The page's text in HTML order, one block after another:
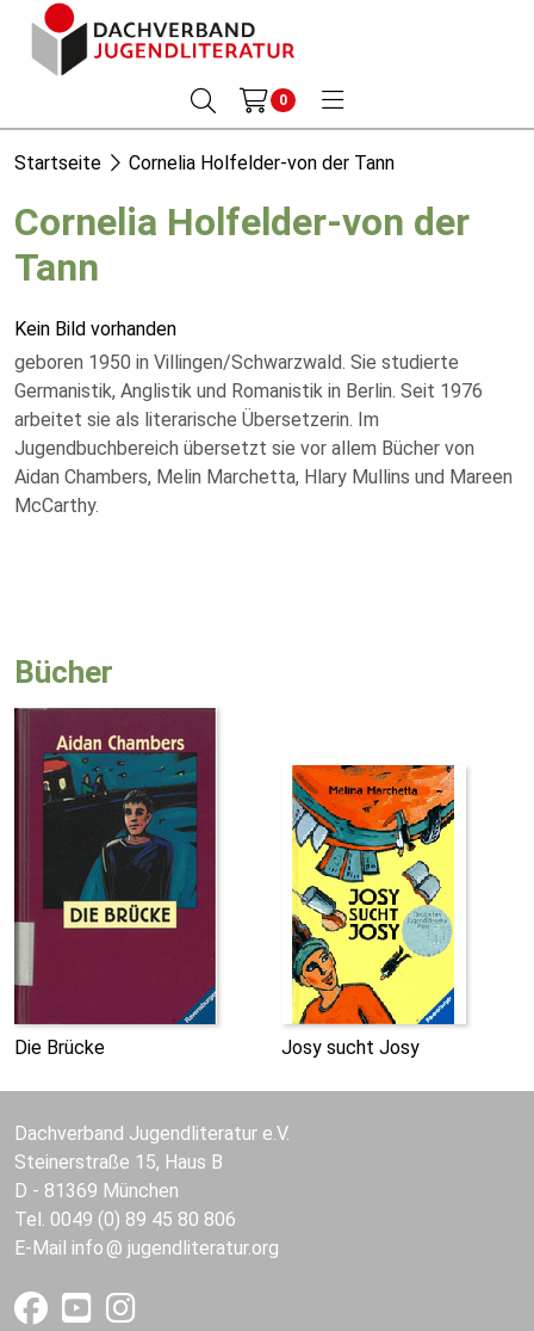
0
Startseite Cornelia Holfelder-von der Tann
Cornelia Holfelder-von der
Tann
Kein Bild vorhanden
geboren 1950 in Villingen/Schwarzwald. Sie studierte
Germanistik, Anglistik und Romanistik in Berlin. Seit 1976
arbeitet sie als literarische Übersetzerin. Im
Jugendbuchbereich übersetzt sie vor allem Bücher von
Aidan Chambers, Melin Marchetta, Hlary Mullins und Mareen
McCarthy.
Bücher
Die Brücke Josy sucht Josy
Dachverband Jugendliteratur e.V.
Steinerstraße 15, Haus B
D - 81369 München
Tel. 0049 (0) 89 45 80 806
E-Mail info jugendliteratur.org